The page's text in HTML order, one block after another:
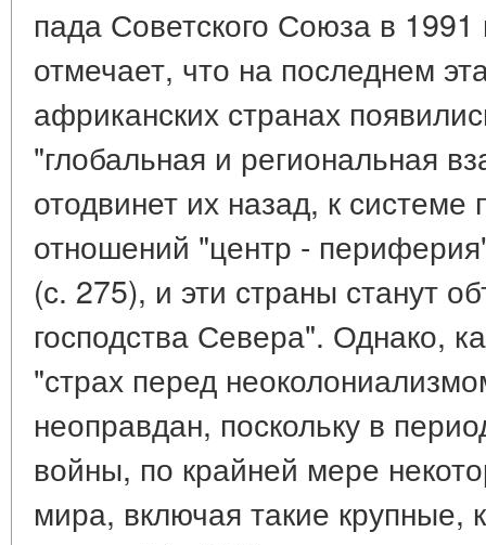
пада Советского Союза в 1991
отмечает, что на последнем
африканских странах
"глобальная и региональная
отодвинет их назад, к системе
отношений "центр -
(с. 275), и эти страны станут
господства Севера". Однако,
"страх перед
неоправдан, поскольку в
войны, по крайней мере
мира, включая такие